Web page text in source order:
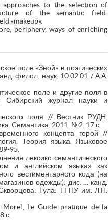
to the selection of
of the semantic field.
«makeup».
periphery, ways of enriching
поле «Зной» в поэтических
филол. наук. 10.02.01 / А.А.
поле и другие поля в
Сибирский журнал науки и
поля // Вестник РУДН.
Семантика. 2011. №2. 17 с.
концепта герой //
Теория языка. Языковое
95.
лексико-семантического
и английском языках как
вестиментарного кода (на
одежды): дис. … канд.
Тула: ТГПУ им. Л.Н.
Morel, Le Guide pratique de la
с.